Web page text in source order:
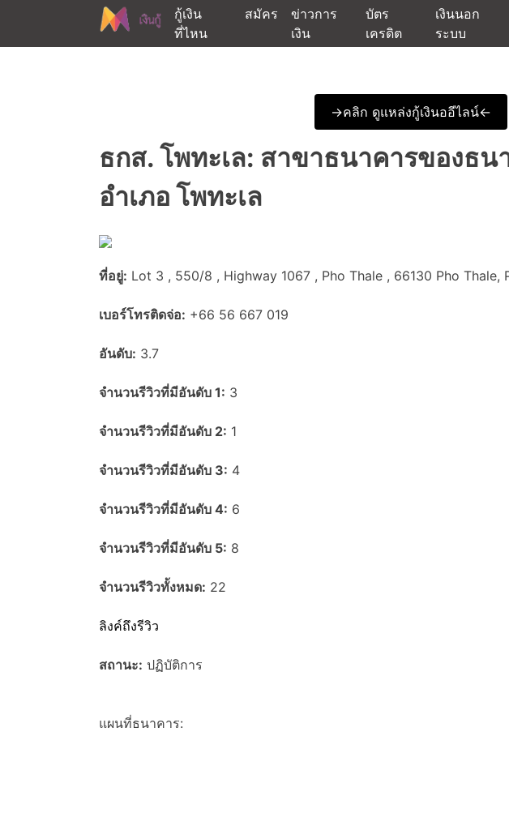
content
กู้เงิน
ที่ไหน
สมัคร
ข่าวการ
เงิน
บัตร
เครดิต
เงินนอก
ระบบ
->คลิก ดูแหล่งกู้เงินออีไลน์<-
ธกส. โพทะเล: สาขาธนาคารของธ
อำเภอ โพทะเล
ที่อยู่: Lot 3 , 550/8 , Highway 1067 , Pho Thale , 66130 Pho Thale,
เบอร์โทรติดจ่อ: +66 56 667 019
อันดับ: 3.7
จำนวนรีวิวที่มีอันดับ 1: 3
จำนวนรีวิวที่มีอันดับ 2: 1
จำนวนรีวิวที่มีอันดับ 3: 4
จำนวนรีวิวที่มีอันดับ 4: 6
จำนวนรีวิวที่มีอันดับ 5: 8
จำนวนรีวิวทั้งหมด: 22
ลิงค์ถึงรีวิว
สถานะ: ปฏิบัติการ
แผนที่ธนาคาร: